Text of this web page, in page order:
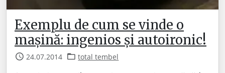
Exemplu de cum se vinde o
mașină: ingenios și autoironic!
24.07.2014 total tembel